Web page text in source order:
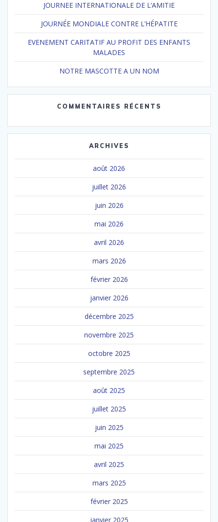
JOURNEE INTERNATIONALE DE L’AMITIE
JOURNÉE MONDIALE CONTRE L’HÉPATITE
EVENEMENT CARITATIF AU PROFIT DES ENFANTS
MALADES
NOTRE MASCOTTE A UN NOM
COMMENTAIRES RÉCENTS
ARCHIVES
août 2026
juillet 2026
juin 2026
mai 2026
avril 2026
mars 2026
février 2026
janvier 2026
décembre 2025
novembre 2025
octobre 2025
septembre 2025
août 2025
juillet 2025
juin 2025
mai 2025
avril 2025
mars 2025
février 2025
janvier 2025